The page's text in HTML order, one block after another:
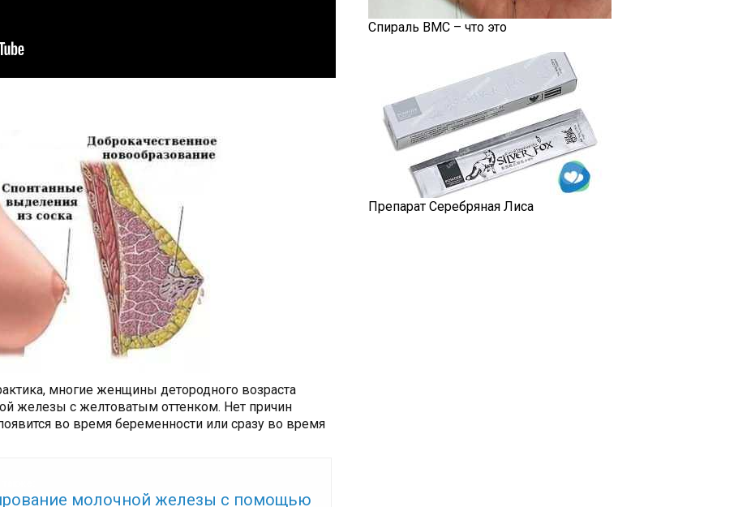
многие женщины детородного возраста
железы с желтоватым оттенком. Нет причин
во время беременности или сразу во время
молочной железы с помощью
Спираль ВМС – что это
Препарат Серебряная Лиса